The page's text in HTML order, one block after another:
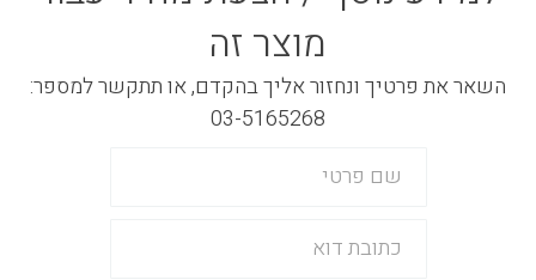
מוצר זה
השאר את פרטיך ונחזור אליך בהקדם, או תתקשר למספר:
03-5165268